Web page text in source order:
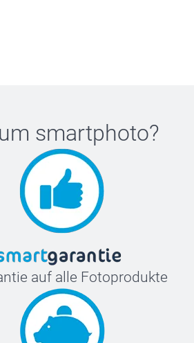
smartphoto?
auf alle Fotoprodukte